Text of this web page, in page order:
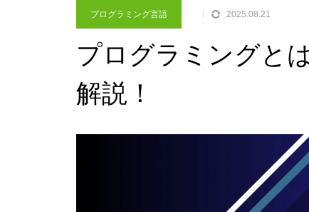
プログラミング言語 2025.08.21
プログラミングと
解説！